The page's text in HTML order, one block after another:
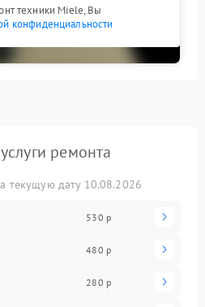
техники Miele, Вы
конфиденциальности
ремонта
текущую дату 10.08.2026
530 р
480 р
280 р